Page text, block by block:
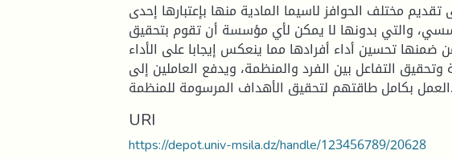
تقديم مختلف الحوافز لاسيما المادية منها بإعتبارها إحدى
والتي بدونها لا يمكن لأي مؤسسة أن تقوم بتحقيق
ضمنها تحسين أداء أفرادها مما ينعكس إيجابا على الأداء
وتحقيق التفاعل بين الفرد والمنظمة، ويدفع العاملين إلى
العمل بكامل طاقتهم لتحقيق الأهداف المرسومة للمنظمة.
URI
https://depot.univ-msila.dz/handle/123456789/20628